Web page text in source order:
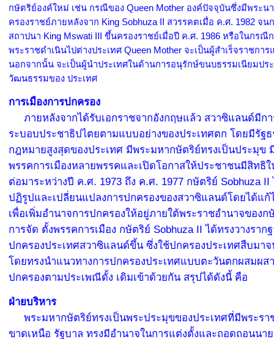
กษัตริย์องค์ใหม่ เช่น กรณีของ Queen Mother องค์ปัจจุบันซึ่งมีพระน
ครองราชย์ภายหลังจาก King Sobhuza II สวรรคตเมื่อ ค.ศ. 1982 จน
สถาปนา King Mswati III ขึ้นครองราชย์เมื่อปี ค.ศ. 1986 หรือในกรณี
พระราชดำเนินไปต่างประเทศ Queen Mother จะเป็นผู้สำเร็จราชกา
นอกจากนั้น จะเป็นผู้นำประเทศในด้านการอนุรักษ์ขนบธรรมเนียมปร
วัฒนธรรมของ ประเทศ
การเมืองการปกครอง
ภายหลังจากได้รับเอกราชจากอังกฤษแล้ว สวาซิแลนด์มีกา
ระบอบประชาธิปไตยตามแบบอย่างของประเทศตก โดยมีรัฐ
กฎหมายสูงสุดของประเทศ มีพระมหากษัตริย์ทรงเป็นประมุข
พรรคการเมืองหลายพรรคและเปิดโอกาสให้ประชาชนมีสิทธิใ
ต่อมาระหว่างปี ค.ศ. 1973 ถึง ค.ศ. 1977 กษัตริย์ Sobhuza II
ปฏิรูปและเปลี่ยนแปลงการปกครองของสวาซิแลนด์โดยได้แ
เพื่อเพิ่มอำนาจการปกครองให้อยู่ภายใต้พระราชอำนาจของ
การจัด ตั้งพรรคการเมือง กษัตริย์ Sobhuza II ได้ทรงวางราก
ปกครองประเทศสวาซิแลนด์ขึ้น ซึ่งใช้ปกครองประเทศสืบมา
โดยทรงนำแนวทางการปกครองประเทศแบบตะวันตกผสมผส
ปกครองตามประเพณีดั้ง เดิมเข้าด้วยกัน สรุปได้ดังนี้ คือ
ฝ่ายบริหาร
พระมหากษัตริย์ทรงเป็นพระประมุขของประเทศที่มีพระรา
ขาดเหนือ รัฐบาล ทรงมีอำนาจในการแต่งตั้งและถอดถอนนา